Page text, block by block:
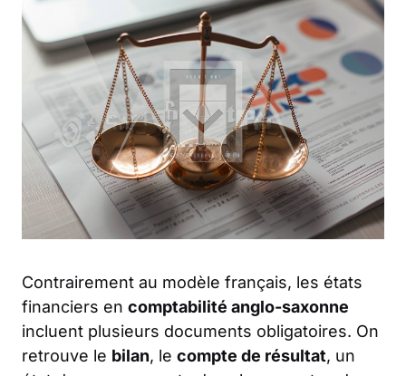
Contrairement au modèle français, les états
financiers en comptabilité anglo-saxonne
incluent plusieurs documents obligatoires. On
retrouve le bilan, le compte de résultat, un